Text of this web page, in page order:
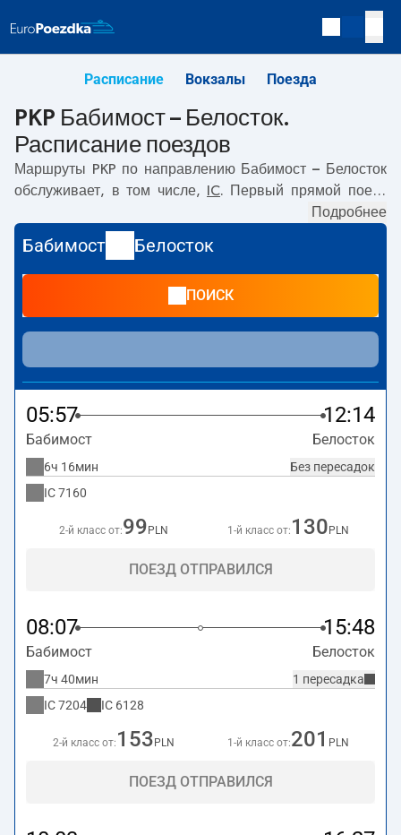
Расписание Вокзалы Поезда
PKP Бабимост – Белосток.
Расписание поездов
Маршруты PKP по направлению Бабимост – Белосток
обслуживает, в том числе,
IC. Первый прямой поезд
с вокзала PKP Бабимост.
Последний поезд до Белосток отправляется в 16:04.
Самое быстрое путешествие предлагает прямой поезд
LUBUSZANIN
. Поездка на нём занимает06:16. По
Белостоктакже курсируют другие
поезда:- предлагают более низкую цену билета и, как
правило, более долгое время в пути. Поезд заканчивает
маршрут на станции Белосток.
Подробнее
Бабимост Белосток
ПОИСК
05:57 12:14
Бабимост Белосток
Без пересадок
6ч 16мин
IC7160
2-й класс от:99 PLN 1-й класс от: 130 PLN
ПОЕЗД ОТПРАВИЛСЯ
08:07 15:48
Бабимост Белосток
1 пересадка
7ч 40мин
IC7204 IC 6128
2-й класс от: 153 PLN 1-й класс от:201 PLN
ПОЕЗД ОТПРАВИЛСЯ